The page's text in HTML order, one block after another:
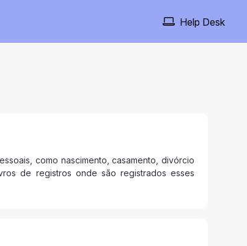
Help Desk
como nascimento, casamento, divórcio
de registros onde são registrados esses